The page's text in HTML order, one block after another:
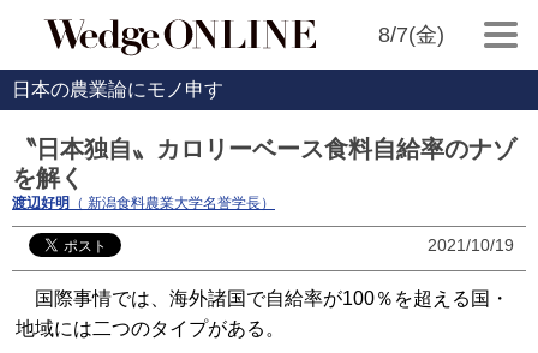
8/7(金)
日本の農業論にモノ申す
〝日本独自〟カロリーベース食料自給率のナゾ
を解く
渡辺好明 （ 新潟食料農業大学名誉学長）
2021/10/19
国際事情では、海外諸国で自給率が100％を超える国・
地域には二つのタイプがある。